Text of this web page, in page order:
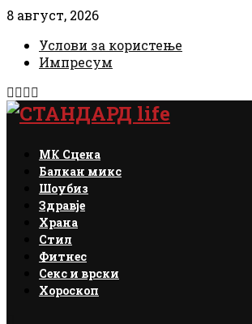
8 август, 2026
Услови за користење
Импресум
Facebook
Instagram
Email
МК Сцена
Балкан микс
Шоубиз
Здравје
Храна
Стил
Фитнес
Секс и врски
Хороскоп